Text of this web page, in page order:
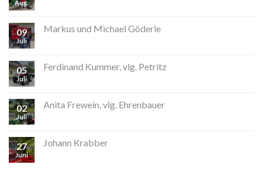
Aug.
09
Juli
Markus und Michael Göderle
05
Juli
Ferdinand Kummer, vlg. Petritz
02
Juli
Anita Frewein, vlg. Ehrenbauer
27
Juni
Johann Krabber